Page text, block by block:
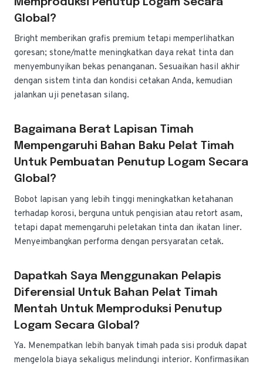
Global?
Bright memberikan grafis premium tetapi memperlihatkan
goresan; stone/matte meningkatkan daya rekat tinta dan
menyembunyikan bekas penanganan. Sesuaikan hasil akhir
dengan sistem tinta dan kondisi cetakan Anda, kemudian
jalankan uji penetasan silang.
Bagaimana Berat Lapisan Timah
Mempengaruhi Bahan Baku Pelat Timah
Untuk Pembuatan Penutup Logam Secara
Global?
Bobot lapisan yang lebih tinggi meningkatkan ketahanan
terhadap korosi, berguna untuk pengisian atau retort asam,
tetapi dapat memengaruhi peletakan tinta dan ikatan liner.
Menyeimbangkan performa dengan persyaratan cetak.
Dapatkah Saya Menggunakan Pelapis
Diferensial Untuk Bahan Pelat Timah
Mentah Untuk Memproduksi Penutup
Logam Secara Global?
Ya. Menempatkan lebih banyak timah pada sisi produk dapat
mengelola biaya sekaligus melindungi interior. Konfirmasikan